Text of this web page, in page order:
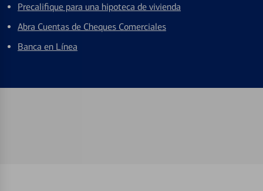
Precalifique para una hipoteca de vivienda
Abra Cuentas de Cheques Comerciales
Banca en Línea